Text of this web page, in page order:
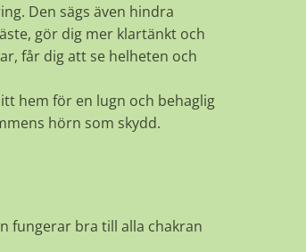
Den sägs även hindra
gör dig mer klartänkt och
får dig att se helheten och
hem för en lugn och behaglig
hörn som skydd.
fungerar bra till alla chakran